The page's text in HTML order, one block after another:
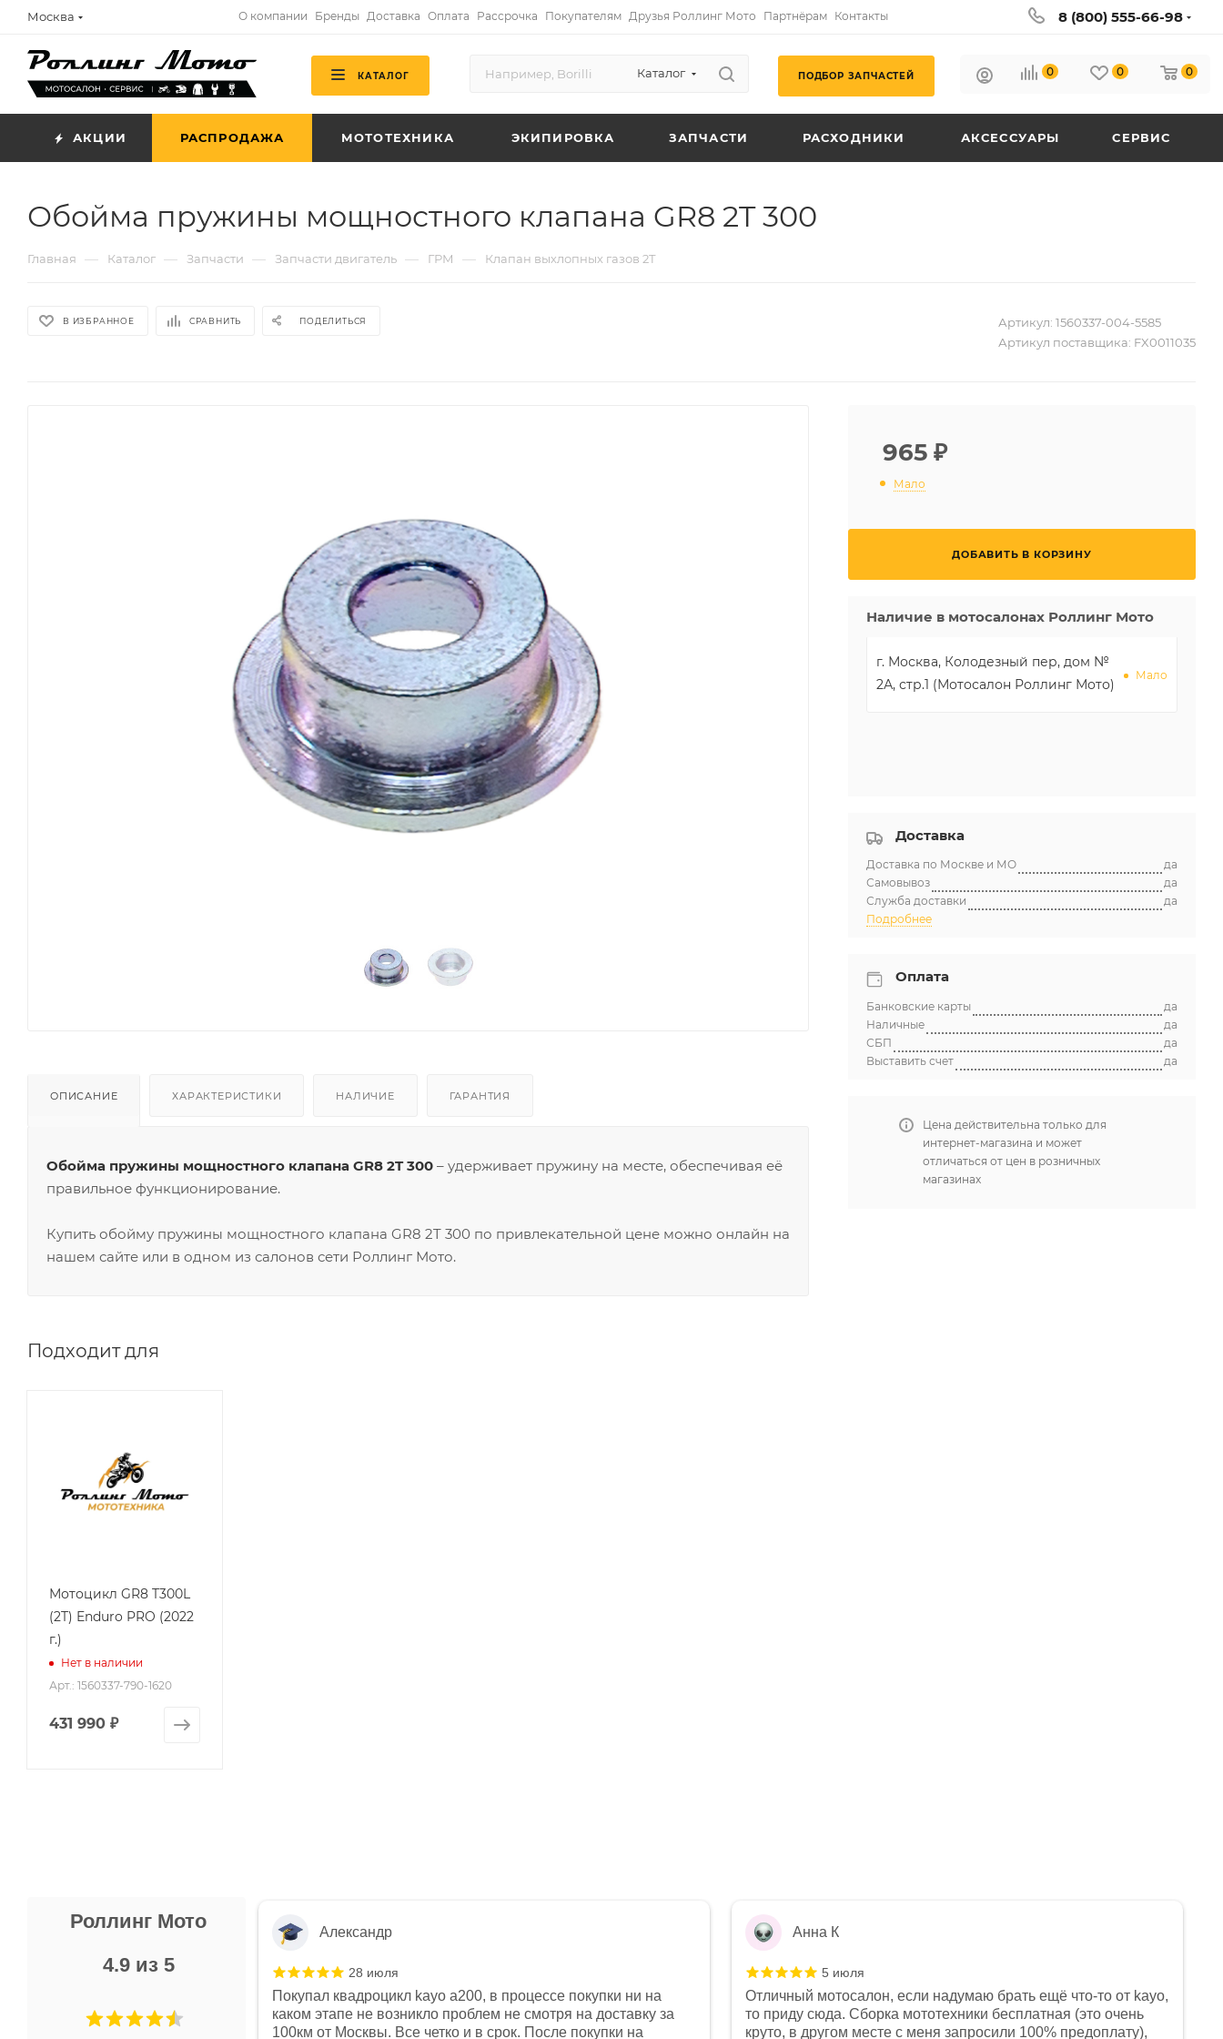
Москва О компании Бренды Доставка Оплата Рассрочка Покупателям Друзья Роллинг Мото Партнёрам Контакты 8 (800) 555-66-98
КАТАЛОГ Каталог ПОДБОР ЗАПЧАСТЕЙ 0 0 0
АКЦИИ РАСПРОДАЖА МОТОТЕХНИКА ЭКИПИРОВКА ЗАПЧАСТИ РАСХОДНИКИ АКСЕССУАРЫ СЕРВИС
Обойма пружины мощностного клапана GR8 2T 300
Главная — Каталог — Запчасти — Запчасти двигатель — ГРМ — Клапан выхлопных газов 2Т
В ИЗБРАННОЕ СРАВНИТЬ ПОДЕЛИТЬСЯ Артикул: 1560337-004-5585
Артикул поставщика: FX0011035
ОПИСАНИЕ ХАРАКТЕРИСТИКИ НАЛИЧИЕ ГАРАНТИЯ
Обойма пружины мощностного клапана GR8 2T 300 – удерживает пружину на месте, обеспечивая её
правильное функционирование.
Купить обойму пружины мощностного клапана GR8 2T 300 по привлекательной цене можно онлайн на
нашем сайте или в одном из салонов сети Роллинг Мото.
Подходит для
Мотоцикл GR8 T300L
(2T) Enduro PRO (2022
г.)
Нет в наличии
Арт.: 1560337-790-1620
431 990 ₽
965 ₽
Мало
ДОБАВИТЬ В КОРЗИНУ
Наличие в мотосалонах Роллинг Мото
г. Москва, Колодезный пер, дом №
2А, стр.1 (Мотосалон Роллинг Мото)
Мало
Доставка
Доставка по Москве и МО
да
Самовывоз
да
Служба доставки
да
Подробнее
Оплата
Банковские карты
да
Наличные
да
СБП
да
Выставить счет
да
Цена действительна только для
интернет-магазина и может
отличаться от цен в розничных
магазинах
Роллинг Мото
4.9 из 5
Не понравились условия
и дают только на год)
Александр
28 июля
Покупал квадроцикл kayo a200, в процессе покупки ни на
каком этапе не возникло проблем не смотря на доставку за
100км от Москвы. Все четко и в срок. После покупки на
Анна К
5 июля
Отличный мотосалон, если надумаю брать ещё что-то от kayo,
то приду сюда. Сборка мототехники бесплатная (это очень
круто, в другом месте с меня запросили 100% предоплату),